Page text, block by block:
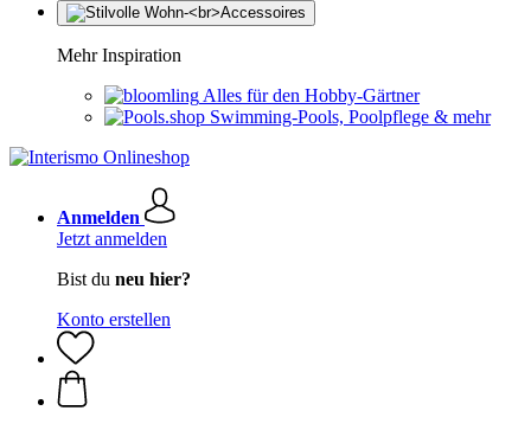
Mehr Inspiration
Alles für den Hobby-Gärtner
Swimming-Pools, Poolpflege & mehr
Anmelden
Jetzt anmelden
Bist du neu hier?
Konto erstellen